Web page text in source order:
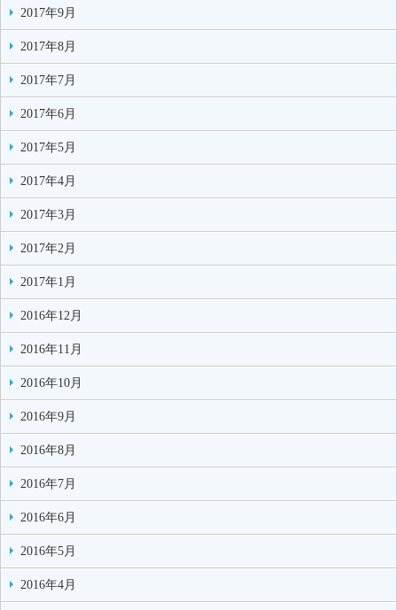
2017年9月
2017年8月
2017年7月
2017年6月
2017年5月
2017年4月
2017年3月
2017年2月
2017年1月
2016年12月
2016年11月
2016年10月
2016年9月
2016年8月
2016年7月
2016年6月
2016年5月
2016年4月